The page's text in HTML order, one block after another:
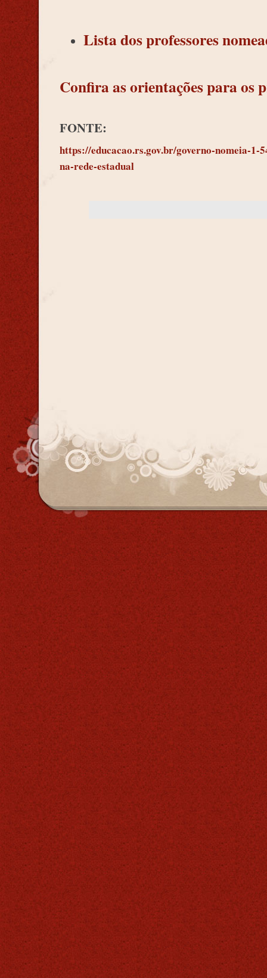
Lista dos professores
Confira as orientações para os
FONTE:
https://educacao.rs.gov.br/governo-nomeia-
na-rede-estadual